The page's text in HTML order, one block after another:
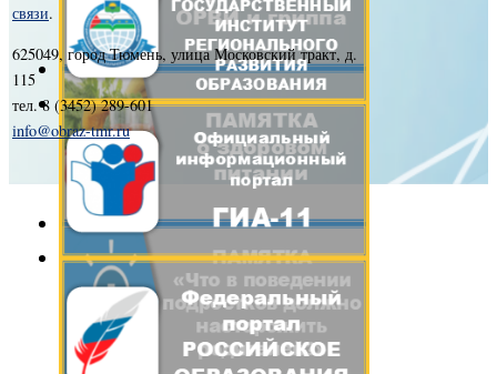
связи.
625049, город Тюмень, улица Московский тракт, д.
115
тел. 8 (3452) 289-601
info@obraz-tmr.ru